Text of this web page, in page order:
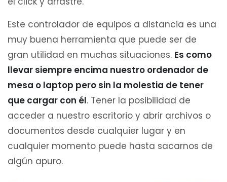
Este controlador de equipos a distancia es una
muy buena herramienta que puede ser de
gran utilidad en muchas situaciones. Es como
llevar siempre encima nuestro ordenador de
mesa o laptop pero sin la molestia de tener
que cargar con él. Tener la posibilidad de
acceder a nuestro escritorio y abrir archivos o
documentos desde cualquier lugar y en
cualquier momento puede hasta sacarnos de
algún apuro.